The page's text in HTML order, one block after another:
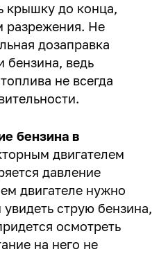
крышку до конца,
разрежения. Не
дозаправка
бензина, ведь
не всегда
бензина в
двигателем
давление
двигателе нужно
струю бензина,
осмотреть
на него не